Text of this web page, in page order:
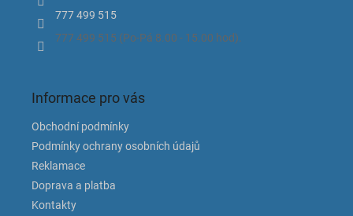
777 499 515
777 499 515 (Po-Pá 8.00 - 15.00 hod).
Informace pro vás
Obchodní podmínky
Podmínky ochrany osobních údajů
Reklamace
Doprava a platba
Kontakty